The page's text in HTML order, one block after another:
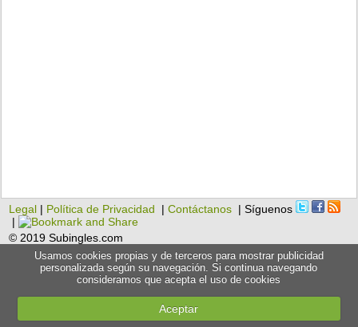
Legal | Política de Privacidad |Contáctanos | Síguenos
|
© 2019 Subingles.com
Usamos cookies propias y de terceros para mostrar publicidad
personalizada según su navegación. Si continua navegando
consideramos que acepta el uso de cookies
Aceptar